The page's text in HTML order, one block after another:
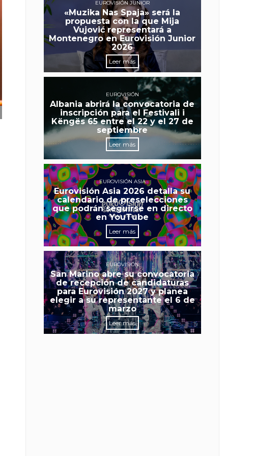
EUROVISIÓN JUNIOR
«Muzika Nas Spaja» será la
propuesta con la que Mija
Vujović representará a
Montenegro en Eurovisión Junior
2026
Leer más
EUROVISIÓN
Albania abrirá la convocatoria de
inscripción para el Festivali i
Këngës 65 entre el 22 y el 27 de
septiembre
Leer más
EUROVISIÓN ASIA
Eurovisión Asia 2026 detalla su
calendario de preselecciones
que podrán seguirse en directo
en YouTube
Leer más
EUROVISIÓN
San Marino abre su convocatoria
de recepción de candidaturas
para Eurovisión 2027 y planea
elegir a su representante el 6 de
marzo
Leer más